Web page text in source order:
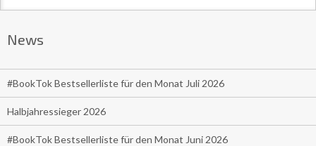
News
#BookTok Bestsellerliste für den Monat Juli 2026
Halbjahressieger 2026
#BookTok Bestsellerliste für den Monat Juni 2026